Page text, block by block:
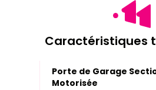
Caractéristiques
Porte de Garage
Motorisée